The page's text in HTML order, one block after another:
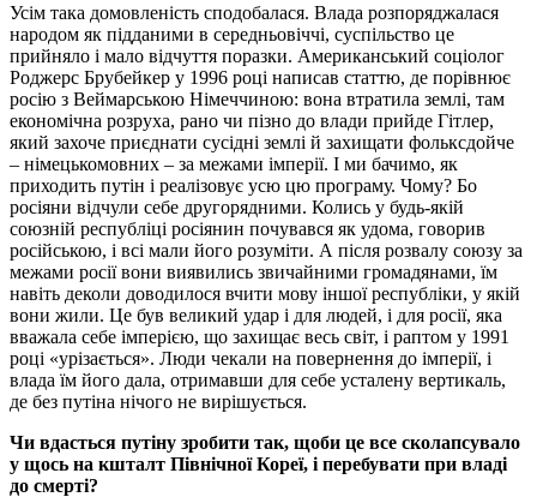
Усім така домовленість сподобалася. Влада розпоряджалася
народом як підданими в середньовіччі, суспільство це
прийняло і мало відчуття поразки. Американський соціолог
Роджерс Брубейкер у 1996 році написав статтю, де порівнює
росію з Веймарською Німеччиною: вона втратила землі, там
економічна розруха, рано чи пізно до влади прийде Гітлер,
який захоче приєднати сусідні землі й захищати фольксдойче
– німецькомовних – за межами імперії. І ми бачимо, як
приходить путін і реалізовує усю цю програму. Чому? Бо
росіяни відчули себе другорядними. Колись у будь-якій
союзній республіці росіянин почувався як удома, говорив
російською, і всі мали його розуміти. А після розвалу союзу за
межами росії вони виявились звичайними громадянами, їм
навіть деколи доводилося вчити мову іншої республіки, у якій
вони жили. Це був великий удар і для людей, і для росії, яка
вважала себе імперією, що захищає весь світ, і раптом у 1991
році «урізається». Люди чекали на повернення до імперії, і
влада їм його дала, отримавши для себе усталену вертикаль,
де без путіна нічого не вирішується.
Чи вдасться путіну зробити так, щоби це все сколапсувало
у щось на кшталт Північної Кореї, і перебувати при владі
до смерті?